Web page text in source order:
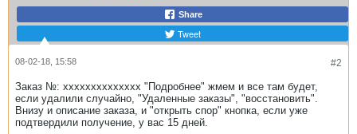
Share
Tweet
#2
08-02-18, 15:58
Заказ №: xxxxxxxxxxxxxx "Подробнее" жмем и все там будет,
если удалили случайно, "Удаленные заказы", "восстановить".
Внизу и описание заказа, и "открыть спор" кнопка, если уже
подтвердили получение, у вас 15 дней.